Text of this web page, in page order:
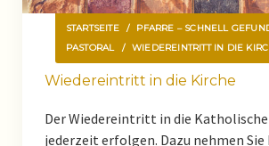
Kontakt
Pastoral
Begräbnis
STARTSEITE / PFARRE – SCHNELL
PASTORAL
/ WIEDEREINTRITT IN DIE
Wiedereintritt in die Kirche
Der Wiedereintritt in die
jederzeit erfolgen. Dazu nehmen